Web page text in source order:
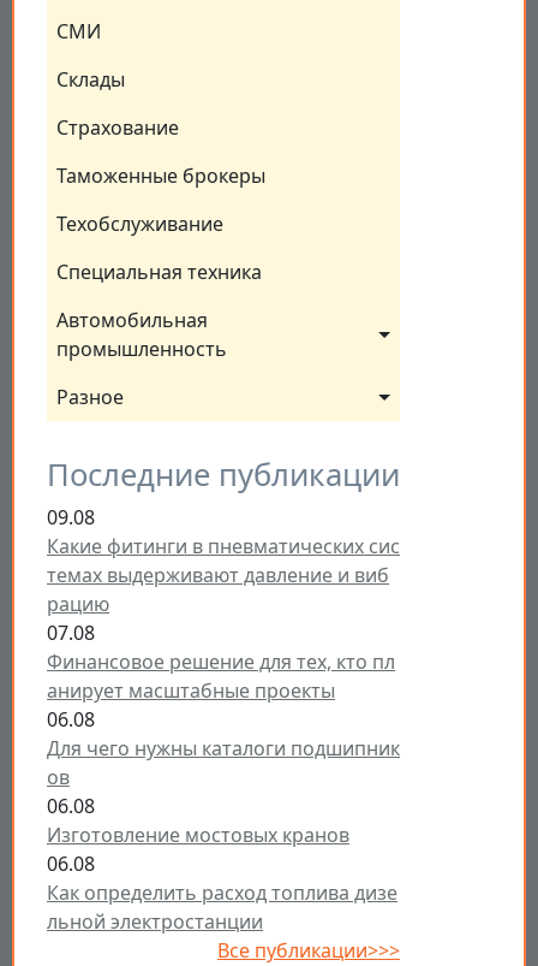
СМИ
Склады
Страхование
Таможенные брокеры
Техобслуживание
Специальная техника
Автомобильная
промышленность
Разное
Последние публикации
09.08
Какие фитинги в пневматических сис
темах выдерживают давление и виб
рацию
07.08
Финансовое решение для тех, кто пл
анирует масштабные проекты
06.08
Для чего нужны каталоги подшипник
ов
06.08
Изготовление мостовых кранов
06.08
Как определить расход топлива дизе
льной электростанции
Все публикации>>>